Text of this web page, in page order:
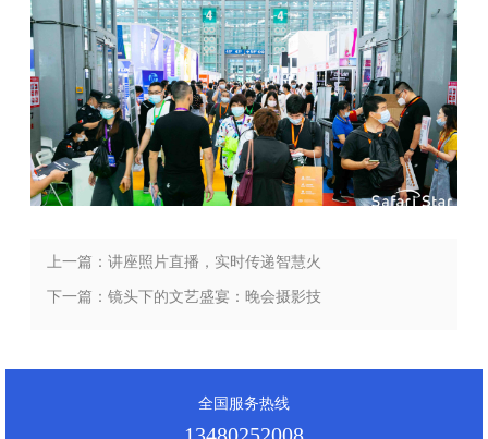
上一篇：讲座照片直播，实时传递智慧火
花，不容错过！
下一篇：镜头下的文艺盛宴：晚会摄影技
全国服务热线